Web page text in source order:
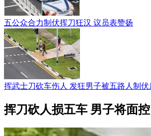
五公众合力制伏挥刀狂汉 议员表赞扬
挥武士刀砍车伤人 发狂男子被五路人制伏
挥刀砍人损五车 男子将面控